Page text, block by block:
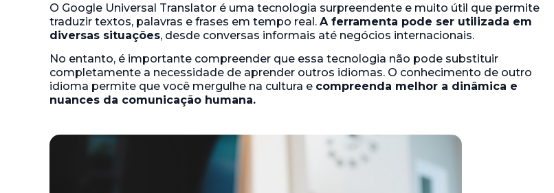
O Google Universal Translator é uma tecnologia surpreendente e muito útil que permite
traduzir textos, palavras e frases em tempo real. A ferramenta pode ser utilizada em
diversas situações, desde conversas informais até negócios internacionais.
No entanto, é importante compreender que essa tecnologia não pode substituir
completamente a necessidade de aprender outros idiomas. O conhecimento de outro
idioma permite que você mergulhe na cultura e compreenda melhor a dinâmica e
nuances da comunicação humana.